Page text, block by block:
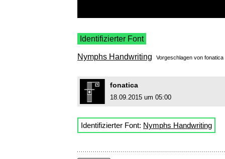
Identifizierter Font
Nymphs Handwriting Vorgeschlagen von fonatica
fonatica
18.09.2015 um 05:00
Identifizierter Font: Nymphs Handwriting